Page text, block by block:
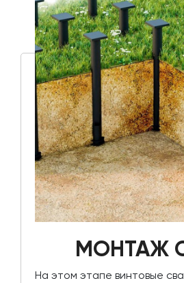
МОНТАЖ
На этом этапе винтовые